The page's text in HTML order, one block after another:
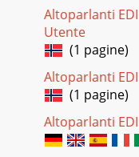
Altoparlanti
Utente
(1 pagine)
Altoparlanti
(1 pagine)
Altoparlanti